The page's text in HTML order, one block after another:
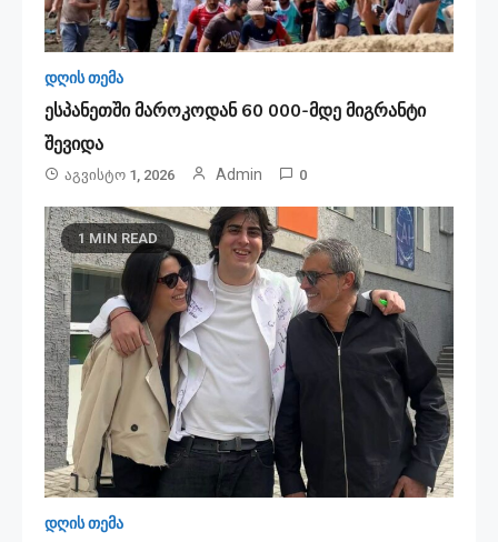
დღის თემა
ესპანეთში მა­რო­კო­დან 60 000-მდე მიგ­რან­ტი
შე­ვი­და
Აგვისტო 1, 2026 Admin 0
1 MIN READ
დღის თემა